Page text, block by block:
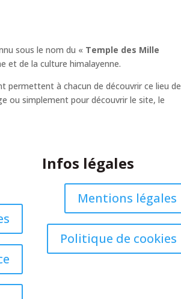
sous le nom du « Temple des Mille
et de la culture himalayenne.
permettent à chacun de découvrir ce lieu de
ou simplement pour découvrir le site, le
Infos légales
Mentions légales
Politique de cookies